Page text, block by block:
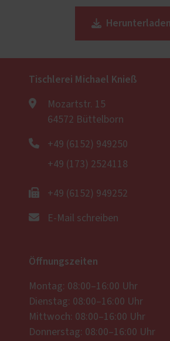
weit kommen muss, ist es uns ein
Anliegen Sie umfassend und
Herunterladen
Tischlerei Michael Knieß
Mozartstr. 15
64572 Büttelborn
+49 (6152) 949250
+49 (173) 2524118
+49 (6152) 949252
E-Mail schreiben
Öffnungszeiten
Montag: 08:00–16:00 Uhr
Dienstag: 08:00–16:00 Uhr
Mittwoch: 08:00–16:00 Uhr
Donnerstag: 08:00–16:00 Uhr